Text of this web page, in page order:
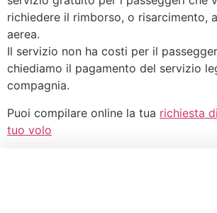
richiedere il rimborso, o risarcimento,
aerea.
Il servizio non ha costi per il
chiediamo il pagamento del servizio
compagnia.
Puoi compilare online la tua richiesta
tuo volo